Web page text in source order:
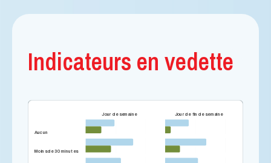
Indicateurs en vedette
Jour de semaine
Aucun
Moins de 30 minutes
Jour de fin de semaine